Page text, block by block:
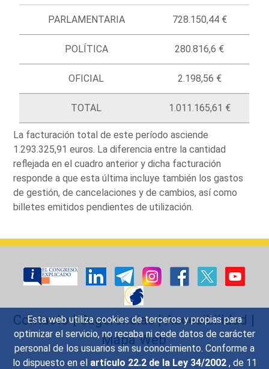
Esta web utiliza cookies de terceros y propias para
optimizar el servicio, no recaba ni cede datos de carácter
personal de los usuarios sin su conocimiento. Conforme a
lo dispuesto en el artículo 22.2 de la Ley 34/2002 , de 11
PARLAMENTARIA 728.150,44 €
POLÍTICA 280.816,6 €
OFICIAL 2.198,56 €
TOTAL 1.011.165,61 €
La facturación total de este período asciende
1.293.325,91 euros. La diferencia entre la cantidad
reflejada en el cuadro anterior y dicha facturación
responde a que esta última incluye también los gastos
de gestión, de cancelaciones y de cambios, así como
billetes emitidos pendientes de utilización.
Contacto|Sugerencias|Accesibilidad |
Mapa Web